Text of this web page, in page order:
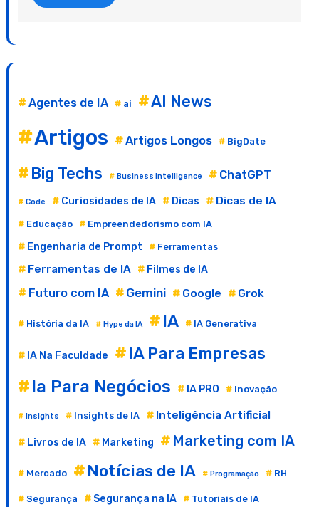
Agentes de IA ai AI News
Artigos Artigos Longos BigDate
Big Techs Business Intelligence ChatGPT
Code Curiosidades de IA Dicas Dicas de IA
Educação Empreendedorismo com IA
Engenharia de Prompt Ferramentas
Ferramentas de IA Filmes de IA
Futuro com IA Gemini Google Grok
História da IA Hype da IA IA IA Generativa
IA Na Faculdade IA Para Empresas
Ia Para Negócios IA PRO Inovação
Insights Insights de IA Inteligência Artificial
Livros de IA Marketing Marketing com IA
Mercado Notícias de IA Programação RH
Segurança Segurança na IA Tutoriais de IA